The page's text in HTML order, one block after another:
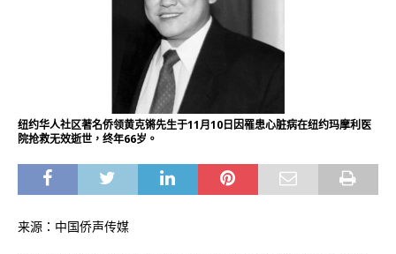
纽约华人社区著名侨领黄克锵先生于11月10日因罹患心脏病在纽约玛摩利医
院抢救无效逝世，终年66岁。
来源：中国侨声传媒